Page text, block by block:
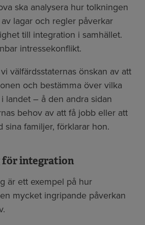
ska analysera hur tolkningen
lagar och regler påverkar
till integration i samhället.
intressekonflikt.
välfärdsstaternas önskan av att
och bestämma över vilka
landet – å den andra sidan
behov av att få jobb eller att
sina familjer, förklarar hon.
integration
är ett exempel på hur
mycket ingripande påverkan